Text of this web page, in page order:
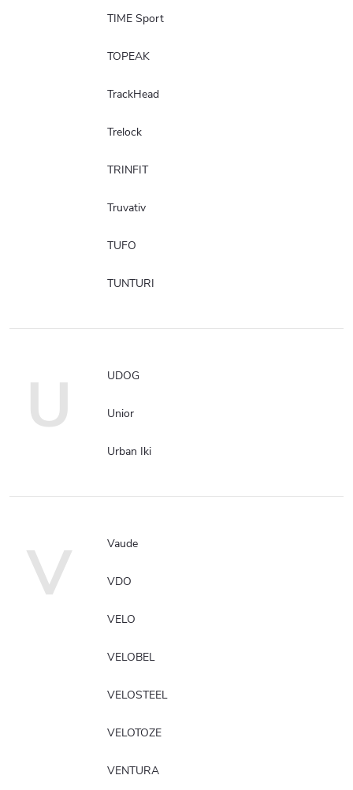
TIME Sport
TOPEAK
TrackHead
Trelock
TRINFIT
Truvativ
TUFO
TUNTURI
U UDOG
Unior
Urban Iki
V Vaude
VDO
VELO
VELOBEL
VELOSTEEL
VELOTOZE
VENTURA